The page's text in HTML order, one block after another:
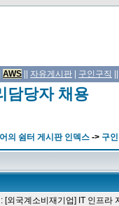
AWS 자유게시판 구인구직
담당자 채용
의 쉼터 게시판 인덱스 -> 구
[외국계소비재기업] IT 인프라